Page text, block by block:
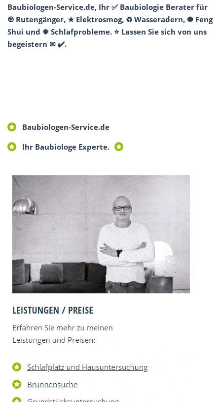
Baubiologen-Service.de, Ihr ✅ Baubiologie Berater für
♼ Rutengänger, ★ Elektrosmog, ♻ Wasseradern, ✺ Feng
Shui und ✹ Schlafprobleme. ⭐ Lassen Sie sich von uns
begeistern ✉ ✔️.
Baubiologen-Service.de
Ihr Baubiologe Experte.